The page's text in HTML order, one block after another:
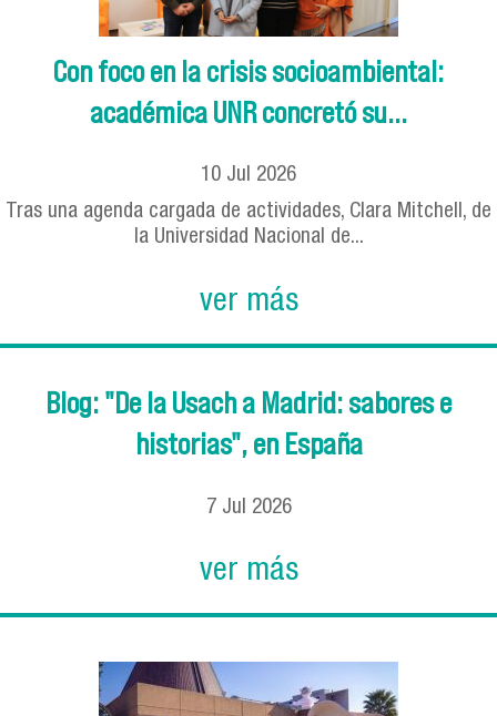
Con foco en la crisis socioambiental:
académica UNR concretó su...
10 Jul 2026
Tras una agenda cargada de actividades, Clara Mitchell, de
la Universidad Nacional de...
ver más
Blog: "De la Usach a Madrid: sabores e
historias", en España
7 Jul 2026
ver más